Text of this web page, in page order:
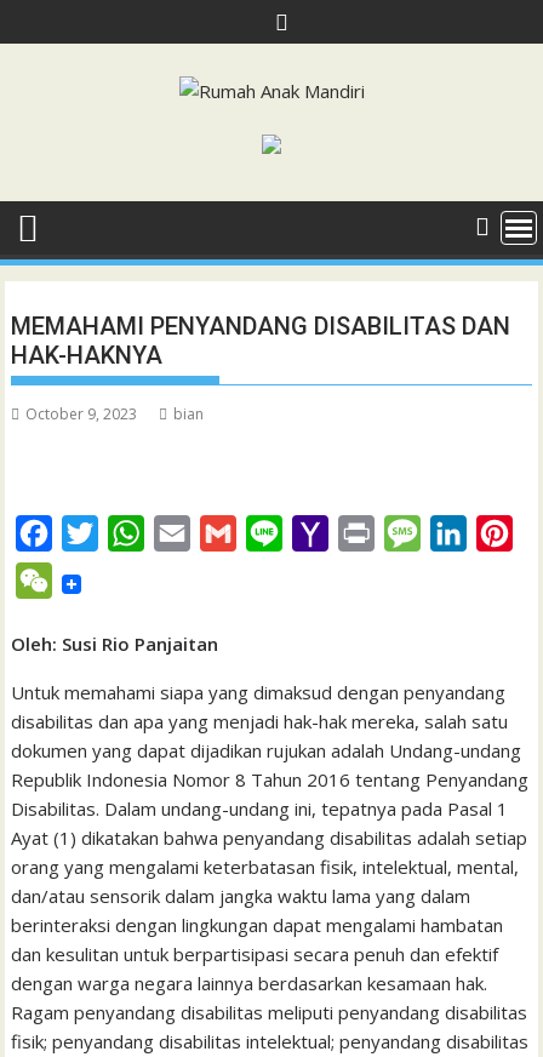
to
MEMAHAMI PENYANDANG DISABILITAS DAN
HAK-HAKNYA
October 9, 2023 bian
a
e
o
o
k
t
e
r
W
t
A
p
p
i
G
M
a
i
l
M
g
e
d
I
n
e
s
W
C
h
a
t
Oleh: Susi Rio Panjaitan
Untuk memahami siapa yang dimaksud dengan penyandang
disabilitas dan apa yang menjadi hak-hak mereka, salah satu
dokumen yang dapat dijadikan rujukan adalah Undang-undang
Republik Indonesia Nomor 8 Tahun 2016 tentang Penyandang
Disabilitas. Dalam undang-undang ini, tepatnya pada Pasal 1
Ayat (1) dikatakan bahwa penyandang disabilitas adalah setiap
orang yang mengalami keterbatasan fisik, intelektual, mental,
dan/atau sensorik dalam jangka waktu lama yang dalam
berinteraksi dengan lingkungan dapat mengalami hambatan
dan kesulitan untuk berpartisipasi secara penuh dan efektif
dengan warga negara lainnya berdasarkan kesamaan hak.
Ragam penyandang disabilitas meliputi penyandang disabilitas
fisik; penyandang disabilitas intelektual; penyandang disabilitas